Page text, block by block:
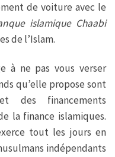
de voiture avec le
islamique Chaabi
de l’Islam.
à ne pas vous verser
qu’elle propose sont
des financements
la finance islamiques.
tout les jours en
indépendants